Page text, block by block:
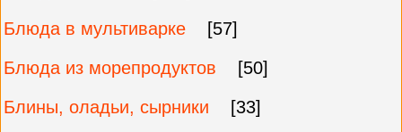
Блюда в мультиварке
[57]
Блюда из морепродуктов
[50]
Блины, оладьи, сырники
[33]